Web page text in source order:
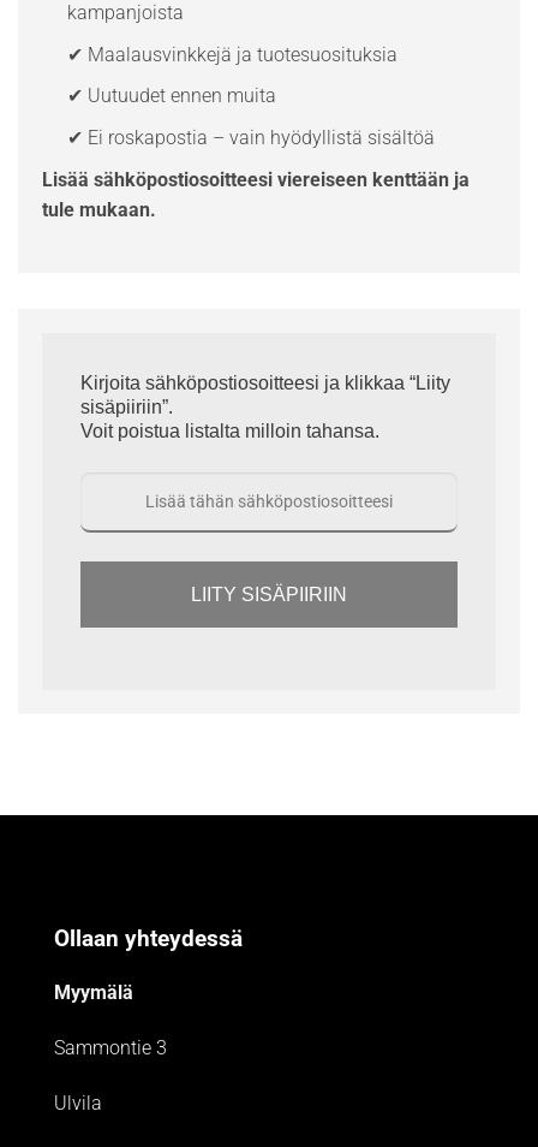
kampanjoista
✔ Maalausvinkkejä ja tuotesuosituksia
✔ Uutuudet ennen muita
✔ Ei roskapostia – vain hyödyllistä sisältöä
Lisää sähköpostiosoitteesi viereiseen kenttään ja
tule mukaan.
Kirjoita sähköpostiosoitteesi ja klikkaa “Liity
sisäpiiriin”.
Voit poistua listalta milloin tahansa.
LIITY SISÄPIIRIIN
Ollaan yhteydessä
Myymälä
Sammontie 3
Ulvila